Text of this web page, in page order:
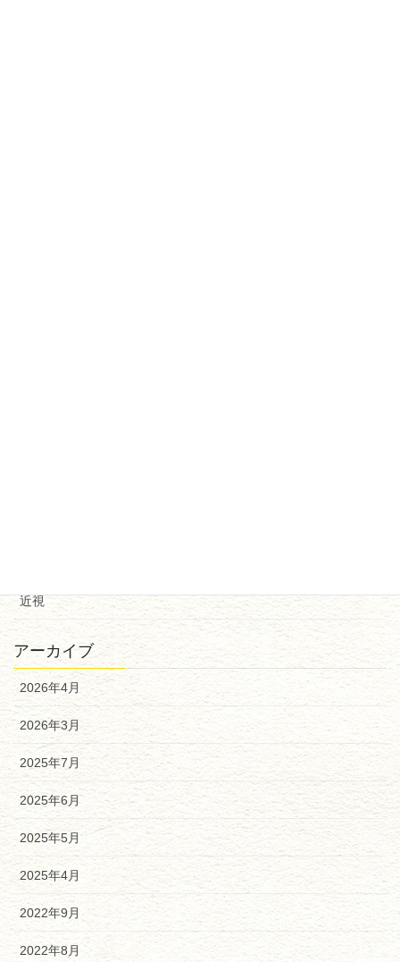
近視
アーカイブ
2026年4月
2026年3月
2025年7月
2025年6月
2025年5月
2025年4月
2022年9月
2022年8月